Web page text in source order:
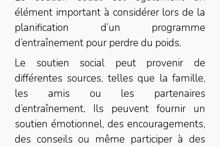
élément important à considérer lors de la
planification d’un programme
d’entraînement pour perdre du poids.
Le soutien social peut provenir de
différentes sources, telles que la famille,
les amis ou les partenaires
d’entraînement. Ils peuvent fournir un
soutien émotionnel, des encouragements,
des conseils ou même participer à des